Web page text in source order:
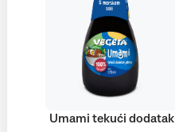
Umami tekući dodatak